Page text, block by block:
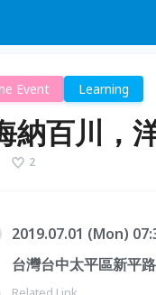
Event Learning
納百川，
2
2019.07.01 (Mon)
台灣台中太平區新平